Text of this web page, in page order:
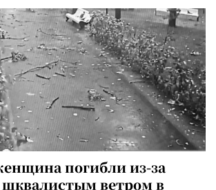
погибли из-за
ветром в